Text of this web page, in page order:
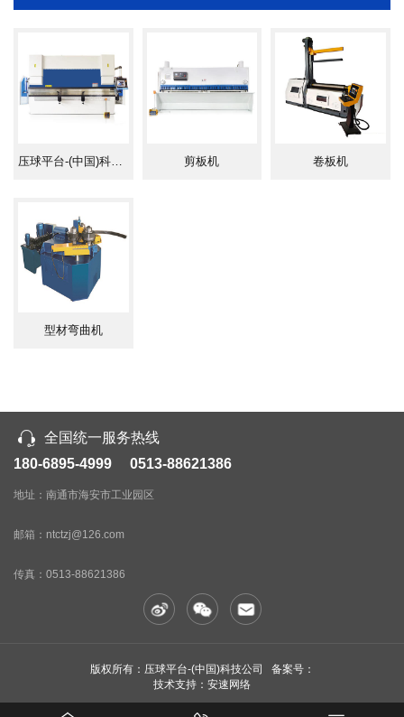
剪板机 卷板机
型材弯曲机
全国统一服务热线
180-6895-4999 0513-88621386
地址：南通市海安市工业园区
邮箱：ntctzj@126.com
传真： 0513-88621386
版权所有：压球平台-(中国)科技公司 备案号：
技术支持：安速网络